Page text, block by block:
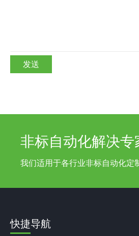
发送
非标自动化解决专
我们适用于各行业非标自动化定
快捷导航